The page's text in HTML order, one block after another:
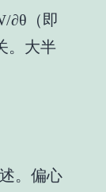
∂θ（即
。大半
。偏心